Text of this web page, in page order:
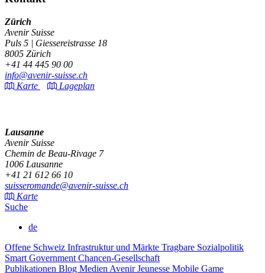
Zürich
Avenir Suisse
Puls 5 | Giessereistrasse 18
8005 Zürich
+41 44 445 90 00
info@avenir-suisse.ch
Karte
Lageplan
Lausanne
Avenir Suisse
Chemin de Beau-Rivage 7
1006 Lausanne
+41 21 612 66 10
suisseromande@avenir-suisse.ch
Karte
Suche
de
Offene Schweiz Infrastruktur und Märkte Tragbare Sozialpolitik
Smart Government Chancen-Gesellschaft
Publikationen Blog Medien Avenir Jeunesse Mobile Game